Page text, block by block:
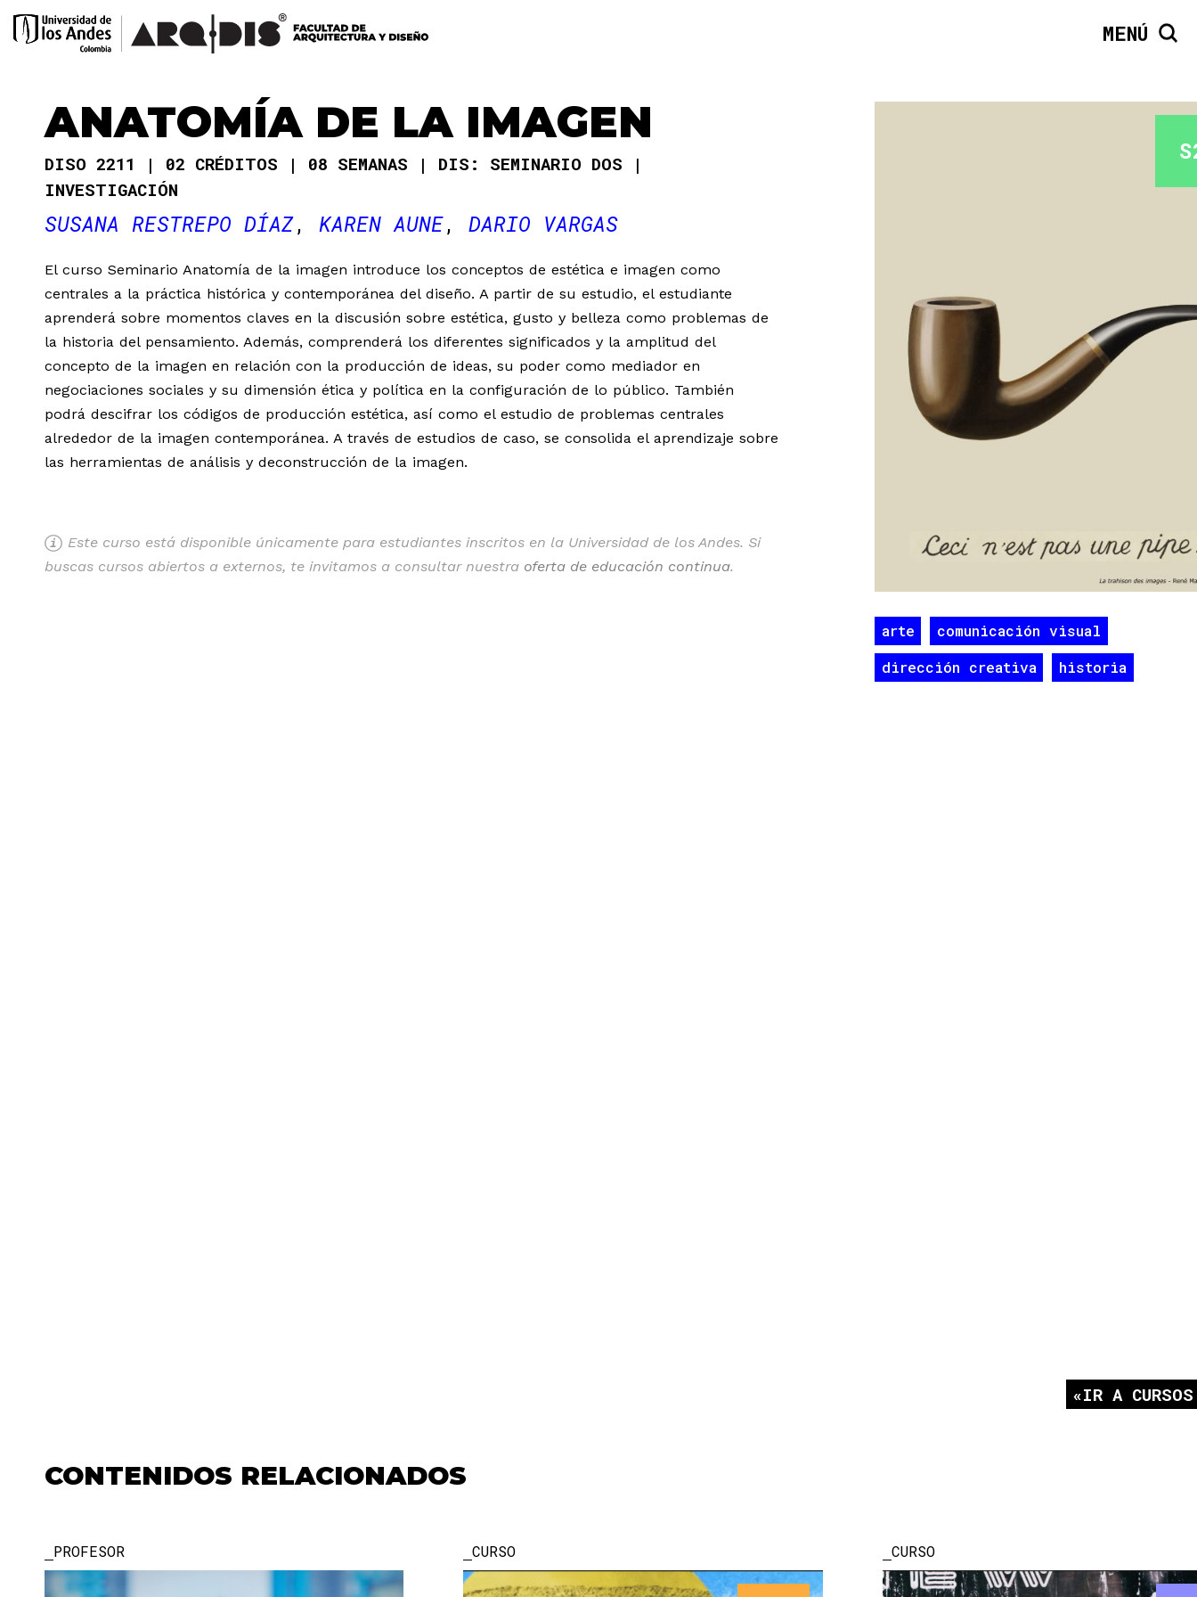
MENÚ
ANATOMÍA DE LA IMAGEN
DISO 2211 02 CRÉDITOS 08 SEMANAS
DIS: SEMINARIO DOS
INVESTIGACIÓN
SUSANA RESTREPO DÍAZ KAREN AUNE DARIO VARGAS
arte
comunicación visual
dirección creativa
historia
El curso Seminario Anatomía de la imagen introduce los conceptos de estética e imagen como
centrales a la práctica histórica y contemporánea del diseño. A partir de su estudio, el estudiante
aprenderá sobre momentos claves en la discusión sobre estética, gusto y belleza como problemas de
la historia del pensamiento. Además, comprenderá los diferentes significados y la amplitud del
concepto de la imagen en relación con la producción de ideas, su poder como mediador en
negociaciones sociales y su dimensión ética y política en la configuración de lo público. También
podrá descifrar los códigos de producción estética, así como el estudio de problemas centrales
alrededor de la imagen contemporánea. A través de estudios de caso, se consolida el aprendizaje sobre
las herramientas de análisis y deconstrucción de la imagen.
Este curso está disponible únicamente para estudiantes inscritos en la Universidad de los Andes. Si
buscas cursos abiertos a externos, te invitamos a consultar nuestra oferta de educación continua.
IR A
CONTENIDOS RELACIONADOS
PROFESOR CURSO CURSO